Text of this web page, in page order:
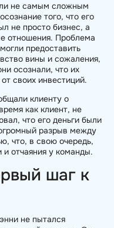
не самым сложным
того, что его
не просто бизнес, а
отношения. Проблема
предоставить
вины и сожаления,
осознали, что их
своих инвестиций.
клиенту о
как клиент, не
что его деньги были
разрыв между
что, в свою очередь,
отчаяния у команды.
шаг к
не пытался